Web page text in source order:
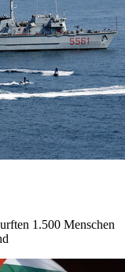
1.500 Menschen